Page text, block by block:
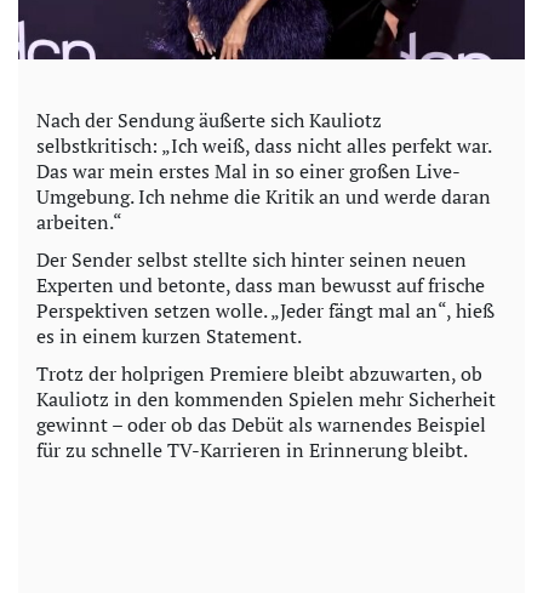
Nach der Sendung äußerte sich Kauliotz
selbstkritisch: „Ich weiß, dass nicht alles perfekt war.
Das war mein erstes Mal in so einer großen Live-
Umgebung. Ich nehme die Kritik an und werde daran
arbeiten.“
Der Sender selbst stellte sich hinter seinen neuen
Experten und betonte, dass man bewusst auf frische
Perspektiven setzen wolle. „Jeder fängt mal an“, hieß
es in einem kurzen Statement.
Trotz der holprigen Premiere bleibt abzuwarten, ob
Kauliotz in den kommenden Spielen mehr Sicherheit
gewinnt – oder ob das Debüt als warnendes Beispiel
für zu schnelle TV-Karrieren in Erinnerung bleibt.